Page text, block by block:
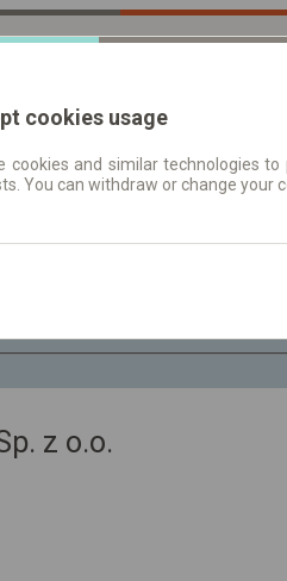
Fahrplandaten |
z o.o.
cookies usage
cookies and similar technologies
You can withdraw or change